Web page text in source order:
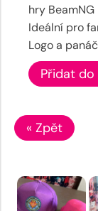
hry
Ideální pro
Logo a
Přidat do
« Zpět